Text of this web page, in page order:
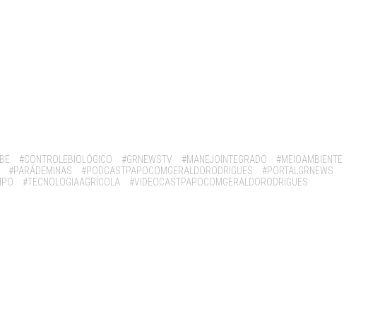
#CONTROLEBIOLÓGICO #GRNEWSTV #MANEJOINTEGRADO
#MEIOAMBIENTE
#PARÁDEMINAS #PODCASTPAPOCOMGERALDORODRIGUES
#PORTALGRNEWS
#TECNOLOGIAAGRÍCOLA
#VIDEOCASTPAPOCOMGERALDORODRIGUES